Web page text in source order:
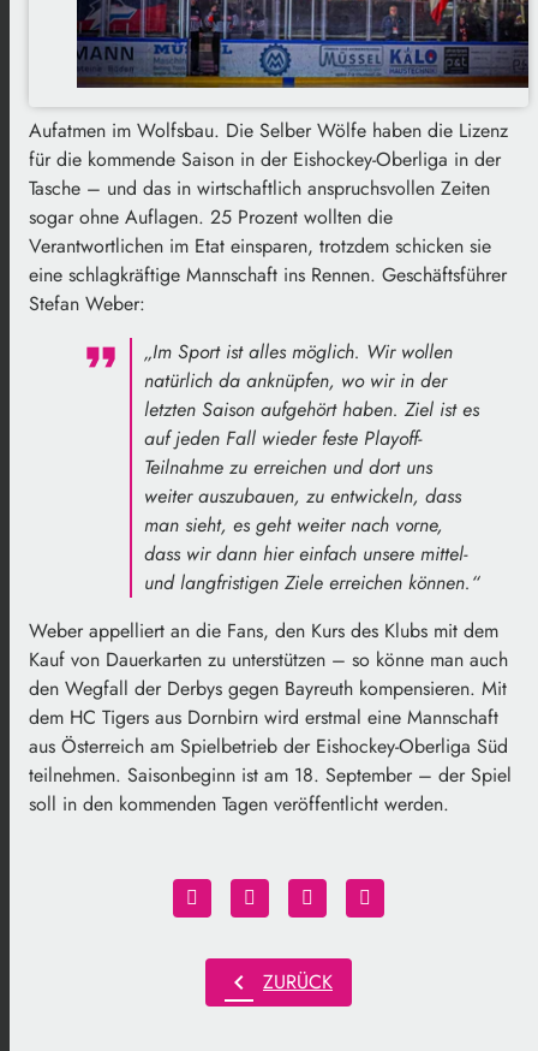
Aufatmen im Wolfsbau. Die Selber Wölfe haben die Lizenz
für die kommende Saison in der Eishockey-Oberliga in der
Tasche – und das in wirtschaftlich anspruchsvollen Zeiten
sogar ohne Auflagen. 25 Prozent wollten die
Verantwortlichen im Etat einsparen, trotzdem schicken sie
eine schlagkräftige Mannschaft ins Rennen. Geschäftsführer
Stefan Weber:
„Im Sport ist alles möglich. Wir wollen
natürlich da anknüpfen, wo wir in der
letzten Saison aufgehört haben. Ziel ist es
auf jeden Fall wieder feste Playoff-
Teilnahme zu erreichen und dort uns
weiter auszubauen, zu entwickeln, dass
man sieht, es geht weiter nach vorne,
dass wir dann hier einfach unsere mittel-
und langfristigen Ziele erreichen können.“
Weber appelliert an die Fans, den Kurs des Klubs mit dem
Kauf von Dauerkarten zu unterstützen – so könne man auch
den Wegfall der Derbys gegen Bayreuth kompensieren. Mit
dem HC Tigers aus Dornbirn wird erstmal eine Mannschaft
aus Österreich am Spielbetrieb der Eishockey-Oberliga Süd
teilnehmen. Saisonbeginn ist am 18. September – der Spiel
soll in den kommenden Tagen veröffentlicht werden.
chevron_left ZURÜCK